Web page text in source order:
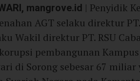
mangrove.id | Penyidik
AGT selaku direktur
Wakil direktur PT. RSU
pembangunan
di Sorong sebesar 67